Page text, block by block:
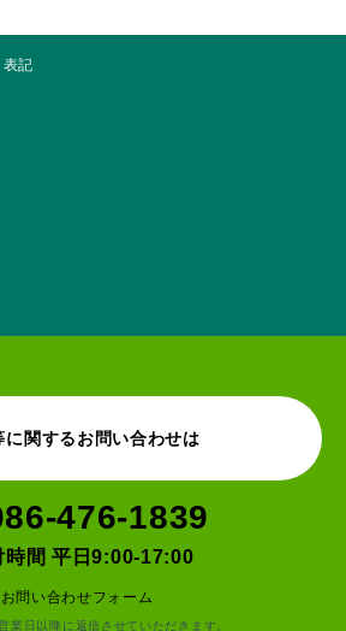
記
に関するお問い合わせは
476-1839
時間 平日9:00-17:00
お問い合わせフォーム
業日以降に返信させていただきます。